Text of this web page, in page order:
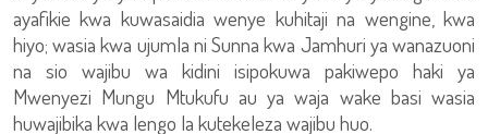
ayafikie kwa kuwasaidia wenye kuhitaji na wengine, kwa
hiyo; wasia kwa ujumla ni Sunna kwa Jamhuri ya wanazuoni
na sio wajibu wa kidini isipokuwa pakiwepo haki ya
Mwenyezi Mungu Mtukufu au ya waja wake basi wasia
huwajibika kwa lengo la kutekeleza wajibu huo.